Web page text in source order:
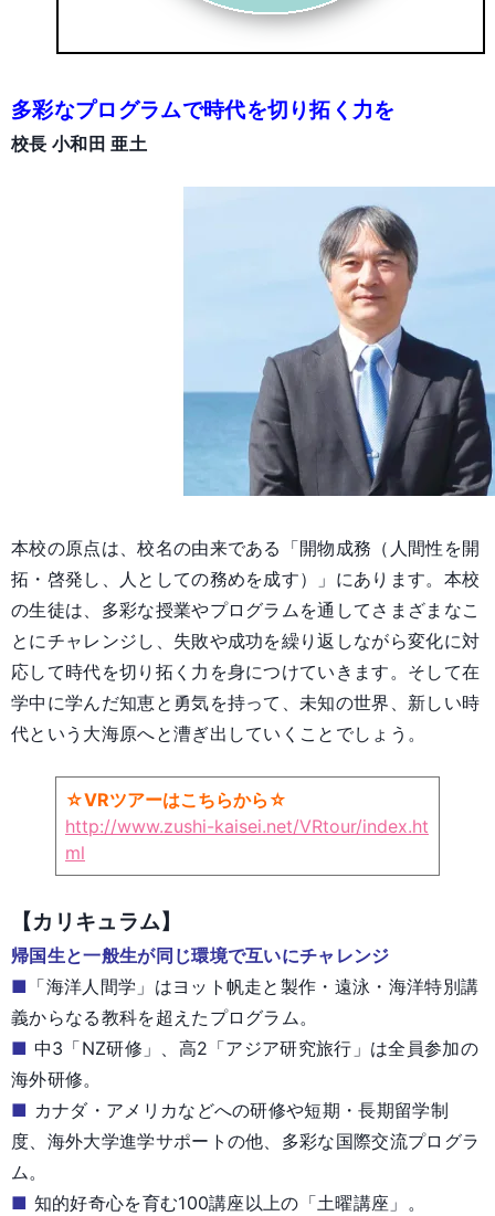
多彩なプログラムで時代を切り拓く力を
校長 小和田 亜土
本校の原点は、校名の由来である「開物成務（人間性を開
拓・啓発し、人としての務めを成す）」にあります。本校
の生徒は、多彩な授業やプログラムを通してさまざまなこ
とにチャレンジし、失敗や成功を繰り返しながら変化に対
応して時代を切り拓く力を身につけていきます。そして在
学中に学んだ知恵と勇気を持って、未知の世界、新しい時
代という大海原へと漕ぎ出していくことでしょう。
☆VRツアーはこちらから☆
http://www.zushi-kaisei.net/VRtour/index.ht
ml
【カリキュラム】
帰国生と一般生が同じ環境で互いにチャレンジ
■ 「海洋人間学」はヨット帆走と製作・遠泳・海洋特別講
義からなる教科を超えたプログラム。
■ 中3「NZ研修」、高2「アジア研究旅行」は全員参加の
海外研修。
■ カナダ・アメリカなどへの研修や短期・長期留学制
度、海外大学進学サポートの他、多彩な国際交流プログラ
ム。
■ 知的好奇心を育む100講座以上の「土曜講座」。